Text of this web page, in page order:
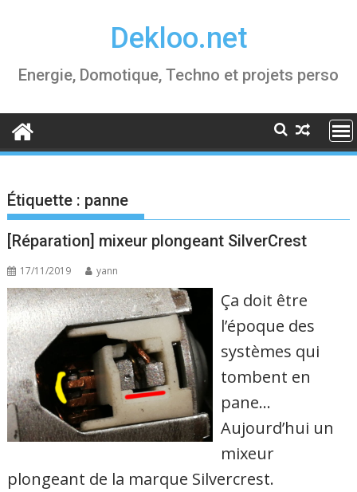
Dekloo.net
Energie, Domotique, Techno et projets perso
Étiquette : panne
[Réparation] mixeur plongeant SilverCrest
17/11/2019 yann
Ça doit être
l’époque des
systèmes qui
tombent en
pane…
Aujourd’hui un
mixeur
plongeant de la marque Silvercrest.